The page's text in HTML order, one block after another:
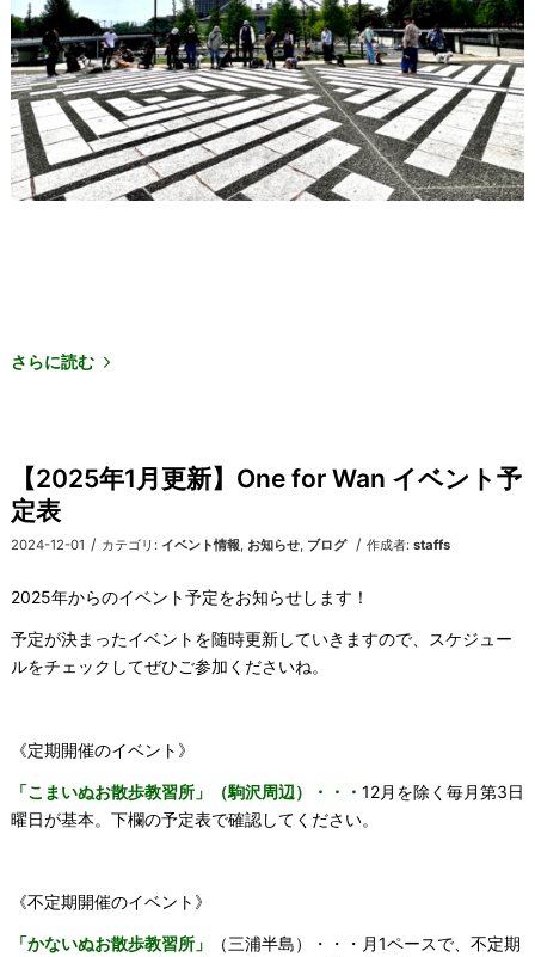
さらに読む
【2025年1月更新】One for Wan イベント予
定表
2024-12-01 / カテゴリ: イベント情報, お知らせ, ブログ / 作成者: staffs
2025年からのイベント予定をお知らせします！
予定が決まったイベントを随時更新していきますので、スケジュー
ルをチェックしてぜひご参加くださいね。
《定期開催のイベント》
「こまいぬお散歩教習所」（駒沢周辺）・・・ 12月を除く毎月第3日
曜日が基本。下欄の予定表で確認してください。
《不定期開催のイベント》
「かないぬお散歩教習所」
（三浦半島）・・・月1ペースで、不定期